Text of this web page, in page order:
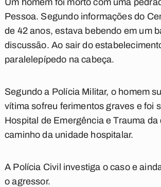
Um homem foi morto com uma
Pessoa. Segundo informações do
de 42 anos, estava bebendo em um
discussão. Ao sair do
paralelepípedo na cabeça.
Segundo a Polícia Militar, o homem
vítima sofreu ferimentos graves e foi
Hospital de Emergência e Trauma
caminho da unidade hospitalar.
A Polícia Civil investiga o caso e
o agressor.